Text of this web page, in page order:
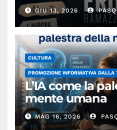
GIU 13, 2026
CULTURA
PROMOZIONE INFORMATIVA DALLA
L’IA come la
mente umana
MAG 16, 2026